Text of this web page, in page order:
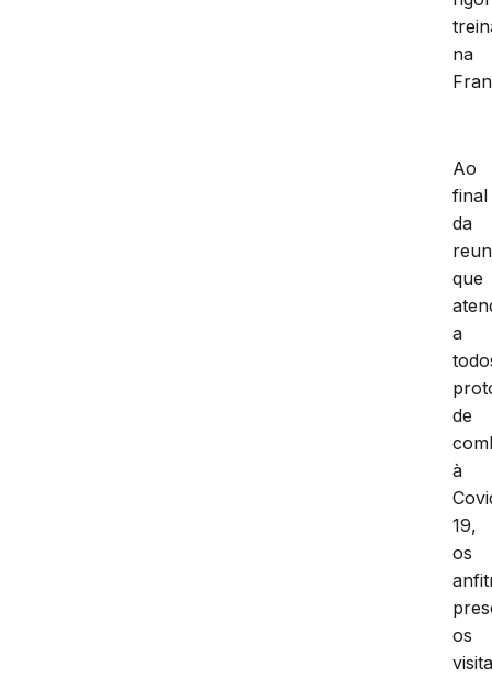
na
Ao
final
da
que
a
de
à
19,
os
os